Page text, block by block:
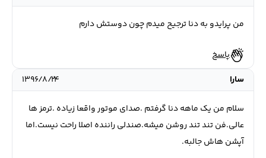
من پرایدو به دنا ترجیح میدم چون دوستش دارم
پاسخ
سارا
۱۳۹۶/۸/۲۴
سلام من یک ماهه دنا گرفتم .صدای موتور واقعا زیاده .ترمز ها
عالی.فن تند تند روشن میشه.صندلی راننده اصلا راحت نیست.اما
آپشن هاش جالبه.